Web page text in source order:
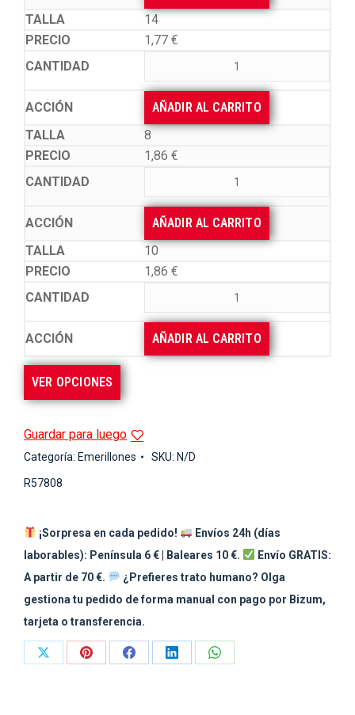
14
1,77 €
AÑADIR AL CARRITO
8
1,86 €
AÑADIR AL CARRITO
10
1,86 €
AÑADIR AL CARRITO
VER OPCIONES
Guardar para luego
Categoría: Emerillones SKU: N/D
R57808
¡Sorpresa en cada pedido!
Envíos 24h (días
laborables): Península 6 € | Baleares 10 €.
Envío GRATIS:
A partir de 70 €.
¿Prefieres trato humano? Olga
gestiona tu pedido de forma manual con pago por Bizum,
tarjeta o transferencia.
Share
Share
Share
Share
Share